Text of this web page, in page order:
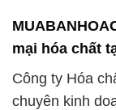
mại hóa chất
Công ty Hóa
chuyên kinh